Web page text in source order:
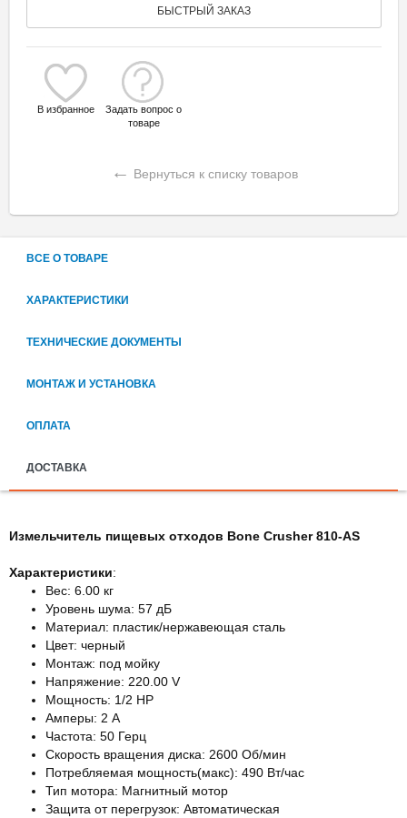
БЫСТРЫЙ ЗАКАЗ
В избранное
Задать вопрос о
товаре
← Вернуться к списку товаров
ВСЕ О ТОВАРЕ
ХАРАКТЕРИСТИКИ
ТЕХНИЧЕСКИЕ ДОКУМЕНТЫ
МОНТАЖ И УСТАНОВКА
ОПЛАТА
ДОСТАВКА
Измельчитель пищевых отходов Bone Crusher 810-AS
Характеристики:
Вес: 6.00 кг
Уровень шума: 57 дБ
Материал: пластик/нержавеющая сталь
Цвет: черный
Монтаж: под мойку
Напряжение: 220.00 V
Мощность: 1/2 HP
Амперы: 2 А
Частота: 50 Герц
Скорость вращения диска: 2600 Об/мин
Потребляемая мощность(макс): 490 Вт/час
Тип мотора: Магнитный мотор
Защита от перегрузок: Автоматическая